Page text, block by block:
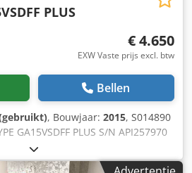
PLUS
€ 4.650
EXW Vaste prijs excl. btw
Bellen
, Bouwjaar: 2015, S014890
GA15VSDFF PLUS S/N API257970
(kW) 15 CAPACITEIT (m3/min) 2,51
(DOC/TOTAAL) 54624